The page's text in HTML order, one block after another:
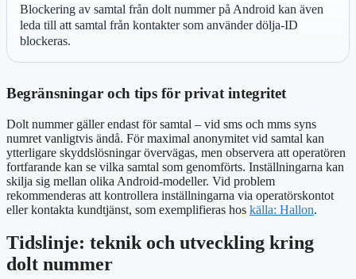
Blockering av samtal från dolt nummer på Android kan även
leda till att samtal från kontakter som använder dölja-ID
blockeras.
Begränsningar och tips för privat integritet
Dolt nummer gäller endast för samtal – vid sms och mms syns
numret vanligtvis ändå. För maximal anonymitet vid samtal kan
ytterligare skyddslösningar övervägas, men observera att operatören
fortfarande kan se vilka samtal som genomförts. Inställningarna kan
skilja sig mellan olika Android-modeller. Vid problem
rekommenderas att kontrollera inställningarna via operatörskontot
eller kontakta kundtjänst, som exemplifieras hos källa: Hallon.
Tidslinje: teknik och utveckling kring
dolt nummer